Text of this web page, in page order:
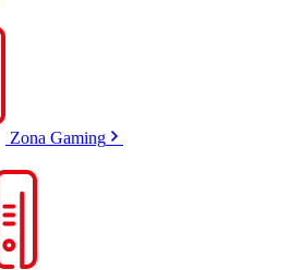
Zona Gaming